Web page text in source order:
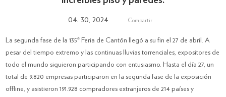
04. 30, 2024 Compartir
La segunda fase de la 135ª Feria de Cantón llegó a su fin el 27 de abril. A
pesar del tiempo extremo y las continuas lluvias torrenciales, expositores de
todo el mundo siguieron participando con entusiasmo. Hasta el día 27, un
total de 9.820 empresas participaron en la segunda fase de la exposición
offline, y asistieron 191.928 compradores extranjeros de 214 países y